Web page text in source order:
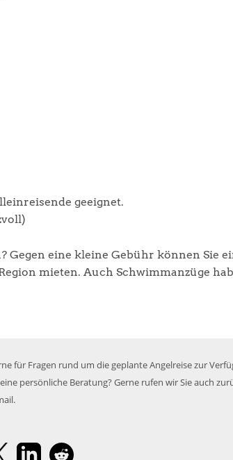
geeignet.
eine kleine Gebühr können Sie
mieten. Auch Schwimmanzüge
für Fragen rund um die geplante Angelreise zur
persönliche Beratung? Gerne rufen wir Sie auch